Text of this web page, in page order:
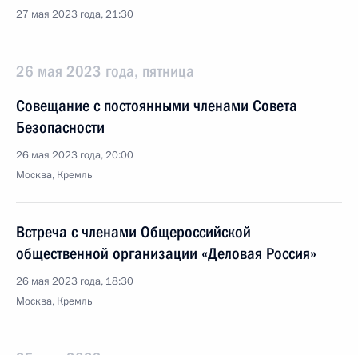
27 мая 2023 года, 21:30
26 мая 2023 года, пятница
Совещание с постоянными членами Совета
Безопасности
26 мая 2023 года, 20:00
Москва, Кремль
Встреча с членами Общероссийской
общественной организации «Деловая Россия»
26 мая 2023 года, 18:30
Москва, Кремль